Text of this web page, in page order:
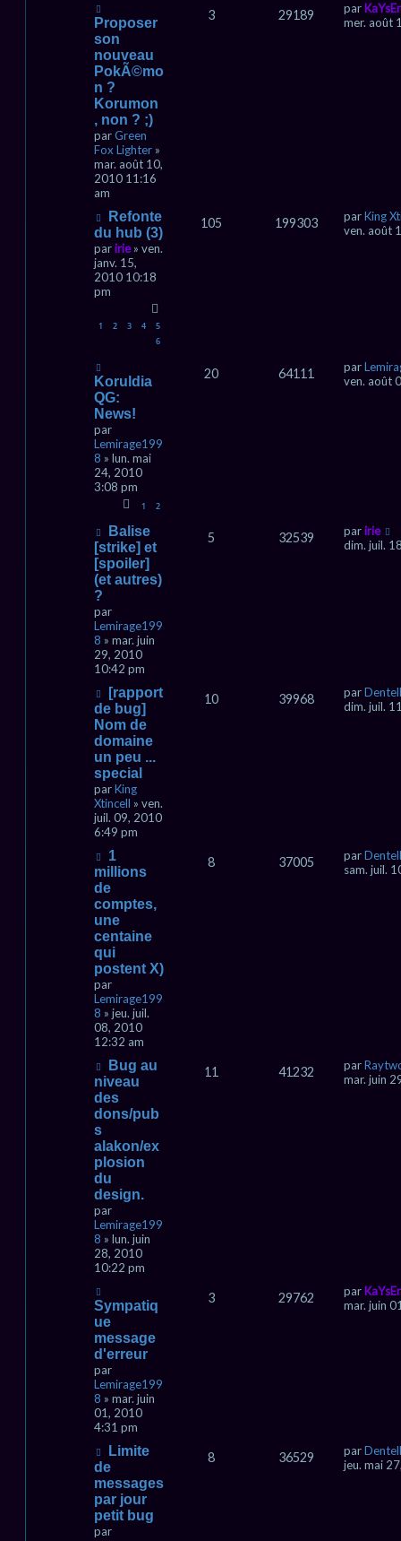
Proposer
son
nouveau
PokÃ©mo
n ?
Korumon
, non ? ;)
parGreen
Fox Lighter »
mar. août 10,
2010 11:16
am
3 29189 par KaYsEr
mer. août
Refonte
du hub (3)
paririe» ven.
janv. 15,
2010 10:18
pm
1 2 3 4
5
6
105 199303 parKing
ven. août
Koruldia
QG:
News!
par
Lemirage199
8 » lun. mai
24, 2010
3:08 pm
1 2
20 64111 par
ven. août
Balise
[strike] et
[spoiler]
(et autres)
?
par
Lemirage199
8 » mar. juin
29, 2010
10:42 pm
5 32539 paririe
dim. juil.
[rapport
de bug]
Nom de
domaine
un peu ...
special
parKing
Xtincell » ven.
juil. 09, 2010
6:49 pm
10 39968 par
dim. juil.
1
millions
de
comptes,
une
centaine
qui
postent X)
par
Lemirage199
8 » jeu. juil.
08, 2010
12:32 am
8 37005 par
sam. juil.
Bug au
niveau
des
dons/pub
s
alakon/ex
plosion
du
design.
par
Lemirage199
8 » lun. juin
28, 2010
10:22 pm
11 41232 par
mar. juin
Sympatiq
ue
message
d'erreur
par
Lemirage199
8 » mar. juin
01, 2010
4:31 pm
3 29762 par KaYsEr
mar. juin
Limite
de
messages
par jour
petit bug
par
8 36529 par
jeu. mai